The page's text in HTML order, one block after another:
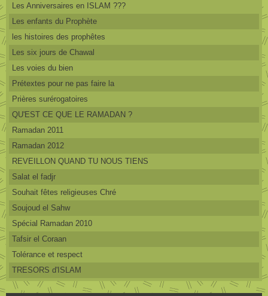
Les Anniversaires en ISLAM ???
Les enfants du Prophète
les histoires des prophêtes
Les six jours de Chawal
Les voies du bien
Prétextes pour ne pas faire la
Prières surérogatoires
QU'EST CE QUE LE RAMADAN ?
Ramadan 2011
Ramadan 2012
REVEILLON QUAND TU NOUS TIENS
Salat el fadjr
Souhait fêtes religieuses Chré
Soujoud el Sahw
Spécial Ramadan 2010
Tafsir el Coraan
Tolérance et respect
TRESORS d'ISLAM